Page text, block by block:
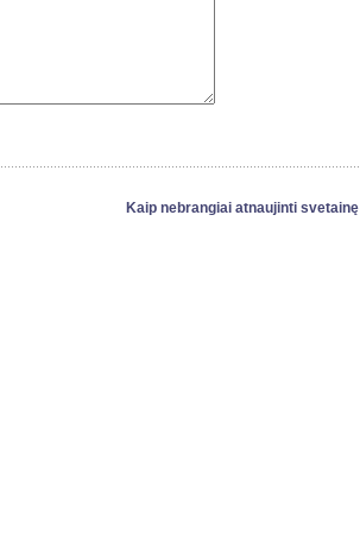
Kaip nebrangiai atnaujinti svetainę